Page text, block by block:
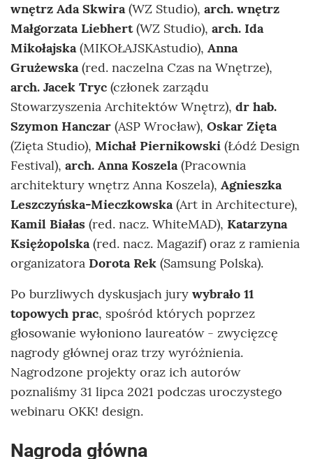
wnętrz Ada Skwira(WZ Studio), arch. wnętrz
Małgorzata Liebhert(WZ Studio), arch. Ida
Mikołajska(MIKOŁAJSKAstudio), Anna
Grużewska(red. naczelna Czas na Wnętrze),
arch. Jacek Tryc (członek zarządu
Stowarzyszenia Architektów Wnętrz), dr hab.
Szymon Hanczar (ASP Wrocław), Oskar Zięta
(Zięta Studio), Michał Piernikowski (Łódź Design
Festival), arch. Anna Koszela(Pracownia
architektury wnętrz Anna Koszela), Agnieszka
Leszczyńska-Mieczkowska(Art in Architecture),
Kamil Białas (red. nacz. WhiteMAD), Katarzyna
Księżopolska(red. nacz. Magazif) oraz z ramienia
organizatora Dorota Rek (Samsung Polska).
Po burzliwych dyskusjach jury wybrało 11
topowych prac, spośród których poprzez
głosowanie wyłoniono laureatów - zwycięzcę
nagrody głównej oraz trzy wyróżnienia.
Nagrodzone projekty oraz ich autorów
poznaliśmy 31 lipca 2021 podczas uroczystego
webinaru OKK! design.
Nagroda główna